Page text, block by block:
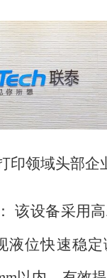
印领域头部企
该设备采用
液位快速稳